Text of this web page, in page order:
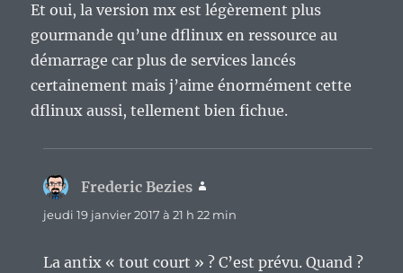
Et oui, la version mx est légèrement plus
gourmande qu’une dflinux en ressource au
démarrage car plus de services lancés
certainement mais j’aime énormément cette
dflinux aussi, tellement bien fichue.
Frederic Bezies
jeudi 19 janvier 2017 à 21 h 22 min
La antix « tout court » ? C’est prévu. Quand ?